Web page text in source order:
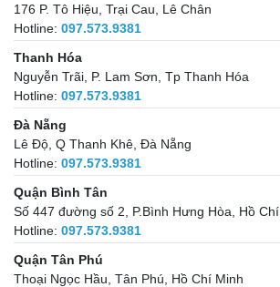
176 P. Tô Hiệu, Trại Cau, Lê Chân
Hotline: 097.573.9381
Thanh Hóa
Nguyễn Trãi, P. Lam Sơn, Tp Thanh Hóa
Hotline: 097.573.9381
Đà Nẵng
Lê Độ, Q Thanh Khê, Đà Nẵng
Hotline: 097.573.9381
Quận Bình Tân
Số 447 đường số 2, P.Bình Hưng Hòa, Hồ
Hotline: 097.573.9381
Quận Tân Phú
Thoại Ngọc Hầu, Tân Phú, Hồ Chí Minh